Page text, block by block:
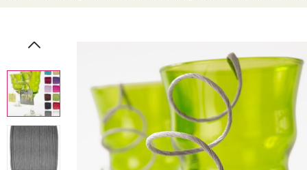
et
guirlande
mariage
Housse
de
mariage
the
end
of
the
gallery